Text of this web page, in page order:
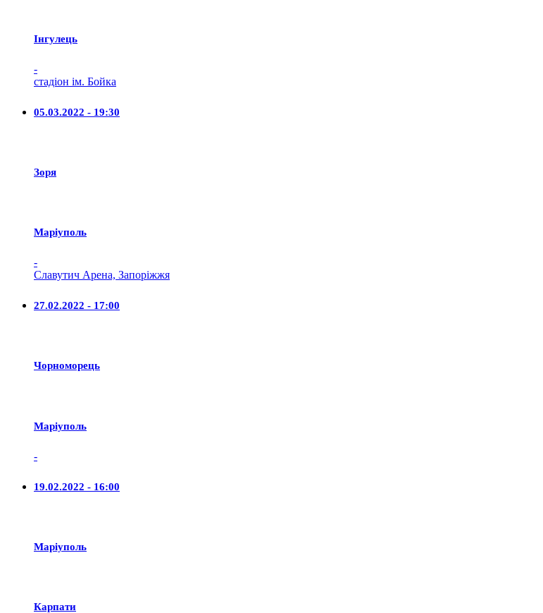
Iнгулець
-
стадіон ім. Бойка
05.03.2022 - 19:30
Зоря
Маріуполь
-
Славутич Арена, Запоріжжя
27.02.2022 - 17:00
Чорноморець
Маріуполь
-
19.02.2022 - 16:00
Маріуполь
Карпати